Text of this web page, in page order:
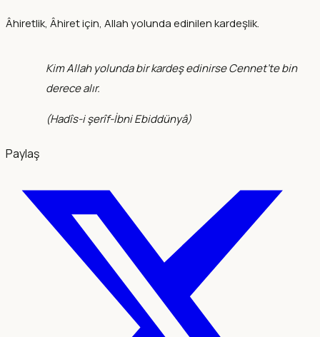
Âhiretlik, Âhiret için, Allah yolunda edinilen kardeşlik.
Kim Allah yolunda bir kardeş edinirse Cennet’te bin
derece alır.
(Hadîs-i şerîf-İbni Ebiddünyâ)
Paylaş